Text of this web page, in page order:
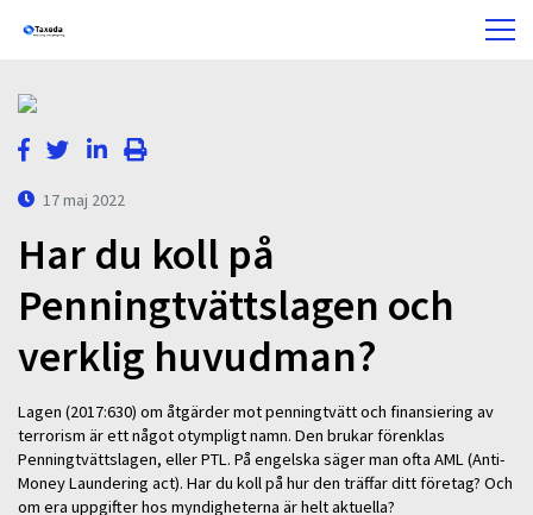
17 maj 2022
Har du koll på
Penningtvättslagen och
verklig huvudman?
Lagen (2017:630) om åtgärder mot penningtvätt och finansiering av
terrorism är ett något otympligt namn. Den brukar förenklas
Penningtvättslagen, eller PTL. På engelska säger man ofta AML (Anti-
Money Laundering act). Har du koll på hur den träffar ditt företag? Och
om era uppgifter hos myndigheterna är helt aktuella?